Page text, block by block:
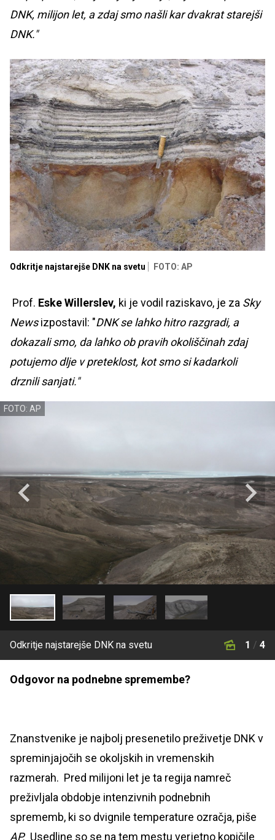
DNK, milijon let, a zdaj smo našli kar dvakrat starejši
DNK."
Odkritje najstarejše DNK na svetu FOTO: AP
Prof. Eske Willerslev, ki je vodil raziskavo, je za Sky
Newsizpostavil: "DNK se lahko hitro razgradi, a
dokazali smo, da lahko ob pravih okoliščinah zdaj
potujemo dlje v preteklost, kot smo si kadarkoli
drznili sanjati."
FOTO: AP
Odkritje najstarejše DNK na svetu 1 / 4
Odgovor na podnebne spremembe?
Znanstvenike je najbolj presenetilo preživetje DNK v
spreminjajočih se okoljskih in vremenskih
razmerah. Pred milijoni let je ta regija namreč
preživljala obdobje intenzivnih podnebnih
sprememb, ki so dvignile temperature ozračja, piše
AP. Usedline so se na tem mestu verjetno kopičile